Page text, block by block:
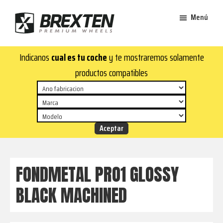
contenido
principal
de
página
Brexten
aluminio
premium
¡En
Brexten.com
encontrarás
aluminio
top!
y
estilo
para
Menú
Indicanos cual es tu cochey te mostraremos solamente
productos compatibles
FONDMETAL PRO1 GLOSSY
BLACK MACHINED